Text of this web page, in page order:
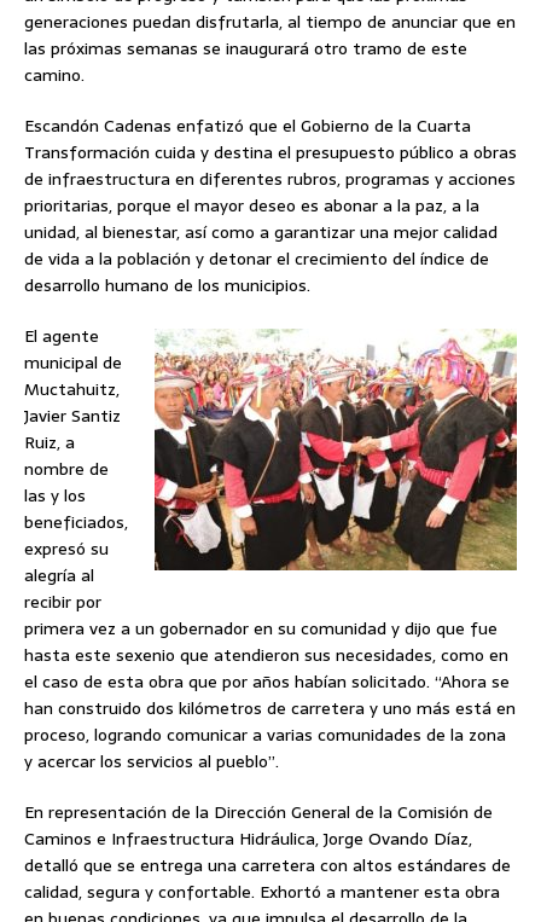
generaciones puedan disfrutarla, al tiempo de anunciar que en
las próximas semanas se inaugurará otro tramo de este
camino.
Escandón Cadenas enfatizó que el Gobierno de la Cuarta
Transformación cuida y destina el presupuesto público a obras
de infraestructura en diferentes rubros, programas y acciones
prioritarias, porque el mayor deseo es abonar a la paz, a la
unidad, al bienestar, así como a garantizar una mejor calidad
de vida a la población y detonar el crecimiento del índice de
desarrollo humano de los municipios.
El agente
municipal de
Muctahuitz,
Javier Santiz
Ruiz, a
nombre de
las y los
beneficiados,
expresó su
alegría al
recibir por
primera vez a un gobernador en su comunidad y dijo que fue
hasta este sexenio que atendieron sus necesidades, como en
el caso de esta obra que por años habían solicitado. “Ahora se
han construido dos kilómetros de carretera y uno más está en
proceso, logrando comunicar a varias comunidades de la zona
y acercar los servicios al pueblo”.
En representación de la Dirección General de la Comisión de
Caminos e Infraestructura Hidráulica, Jorge Ovando Díaz,
detalló que se entrega una carretera con altos estándares de
calidad, segura y confortable. Exhortó a mantener esta obra